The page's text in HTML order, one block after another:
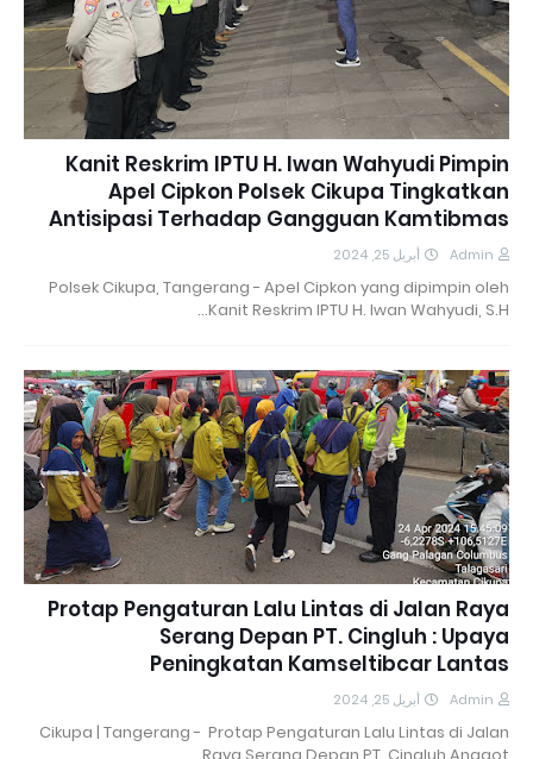
Kanit Reskrim IPTU H. Iwan Wahyudi Pimpin
Apel Cipkon Polsek Cikupa Tingkatkan
Antisipasi Terhadap Gangguan Kamtibmas
Admin أبريل 25, 2024
Polsek Cikupa, Tangerang - Apel Cipkon yang dipimpin oleh
Kanit Reskrim IPTU H. Iwan Wahyudi, S.H…
Protap Pengaturan Lalu Lintas di Jalan Raya
Serang Depan PT. Cingluh : Upaya
Peningkatan Kamseltibcar Lantas
Admin أبريل 25, 2024
Cikupa | Tangerang - Protap Pengaturan Lalu Lintas di Jalan
Raya Serang Depan PT. Cingluh Anggot…